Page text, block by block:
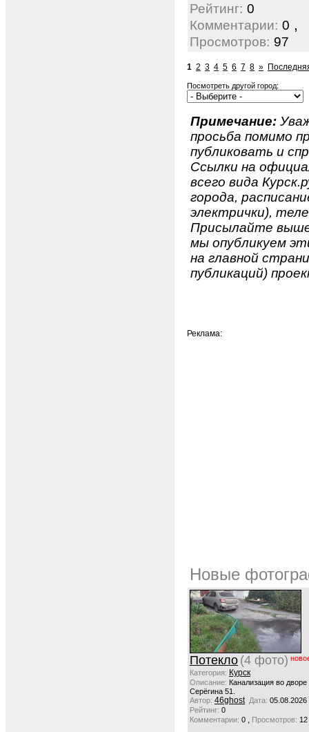
Рейтинг: 0
Комментарии: 0 ,
Просмотров: 97
1 2 3 4 5 6 7 8 »
Посмотреть другой город:
Примечание:
просьба помимо
публиковать и
Ссылки на
всего вида
города,
электрички),
Присылайте
мы опубликуем
на главной
публикаций)
Реклама:
Новые
Потекло (4 фото)
Категория: Курск
Описание: Канализация во
Серёгина 51.
Автор: 46ghost Дата: 05.08.2026
Рейтинг: 0
Комментарии: 0 , Просмотров: 12